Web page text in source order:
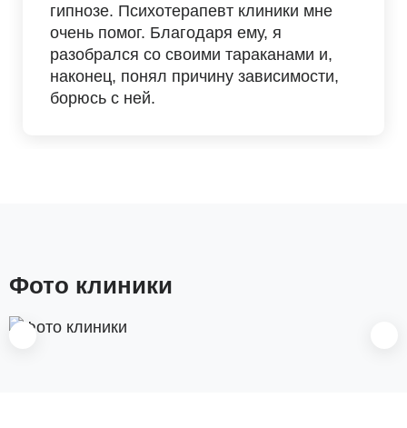
гипнозе. Психотерапевт клиники мне
очень помог. Благодаря ему, я
разобрался со своими тараканами и,
наконец, понял причину зависимости,
борюсь с ней.
Фото клиники